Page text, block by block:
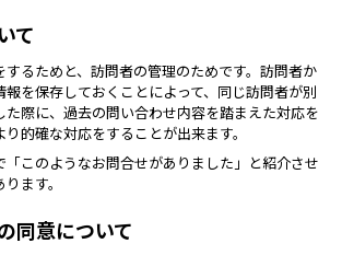
て
するためと、訪問者の管理のためです。訪問者か
報を保存しておくことによって、同じ訪問者が別
た際に、過去の問い合わせ内容を踏まえた対応を
的確な対応をすることが出来ます。
「このようなお問合せがありました」と紹介させ
ます。
同意について